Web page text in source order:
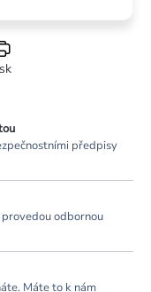
předpisy
odbornou
Máte to k nám